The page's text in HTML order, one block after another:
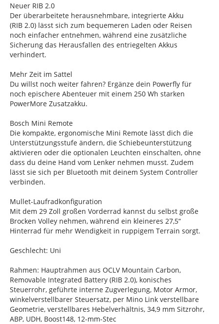
Neuer RIB 2.0
Der überarbeitete herausnehmbare, integrierte Akku
(RIB 2.0) lässt sich zum bequemeren Laden oder Reisen
noch einfacher entnehmen, während eine zusätzliche
Sicherung das Herausfallen des entriegelten Akkus
verhindert.
Mehr Zeit im Sattel
Du willst noch weiter fahren? Ergänze dein Powerfly für
noch epischere Abenteuer mit einem 250 Wh starken
PowerMore Zusatzakku.
Bosch Mini Remote
Die kompakte, ergonomische Mini Remote lässt dich die
Unterstützungsstufe ändern, die Schiebeunterstützung
aktivieren oder die optionalen Leuchten einschalten, ohne
dass du deine Hand vom Lenker nehmen musst. Zudem
lässt sie sich per Bluetooth mit deinem System Controller
verbinden.
Mullet-Laufradkonfiguration
Mit dem 29 Zoll großen Vorderrad kannst du selbst große
Brocken Volley nehmen, während ein kleineres 27,5“
Hinterrad für mehr Wendigkeit in ruppigem Terrain sorgt.
Geschlecht: Uni
Rahmen: Hauptrahmen aus OCLV Mountain Carbon,
Removable Integrated Battery (RIB 2.0), konisches
Steuerrohr, geführte interne Zugverlegung, Motor Armor,
winkelverstellbarer Steuersatz, per Mino Link verstellbare
Geometrie, verstellbares Hebelverhältnis, 34,9 mm Sitzrohr,
ABP, UDH, Boost148, 12-mm-Stec